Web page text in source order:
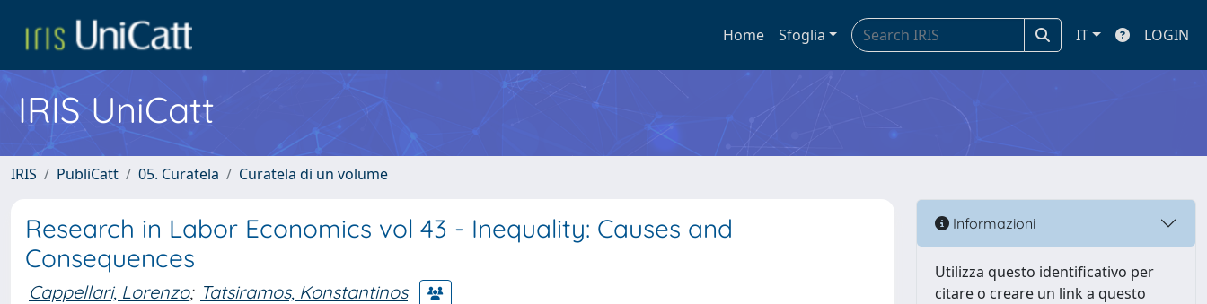
Home Sfoglia IT LOGIN
IRIS UniCatt
IRIS PubliCatt 05. Curatela Curatela di un volume
Research in Labor Economics vol 43 - Inequality: Causes and
Consequences
Cappellari, Lorenzo; Tatsiramos, Konstantinos
Informazioni
Utilizza questo identificativo per
citare o creare un link a questo